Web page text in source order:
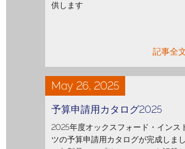
供します
記事全
May 26, 2025
予算申請用カタログ2025
2025年度オックスフォード・インス
ツの予算申請用カタログが完成しま